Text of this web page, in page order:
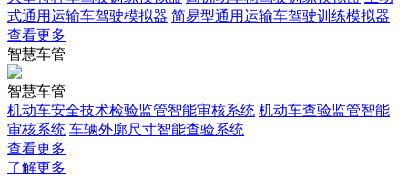
式通用运输车驾驶模拟器 简易型通用运输车驾驶训练模拟器
查看更多
智慧车管
智慧车管
机动车安全技术检验监管智能审核系统 机动车查验监管智能
审核系统 车辆外廓尺寸智能查验系统
查看更多
了解更多